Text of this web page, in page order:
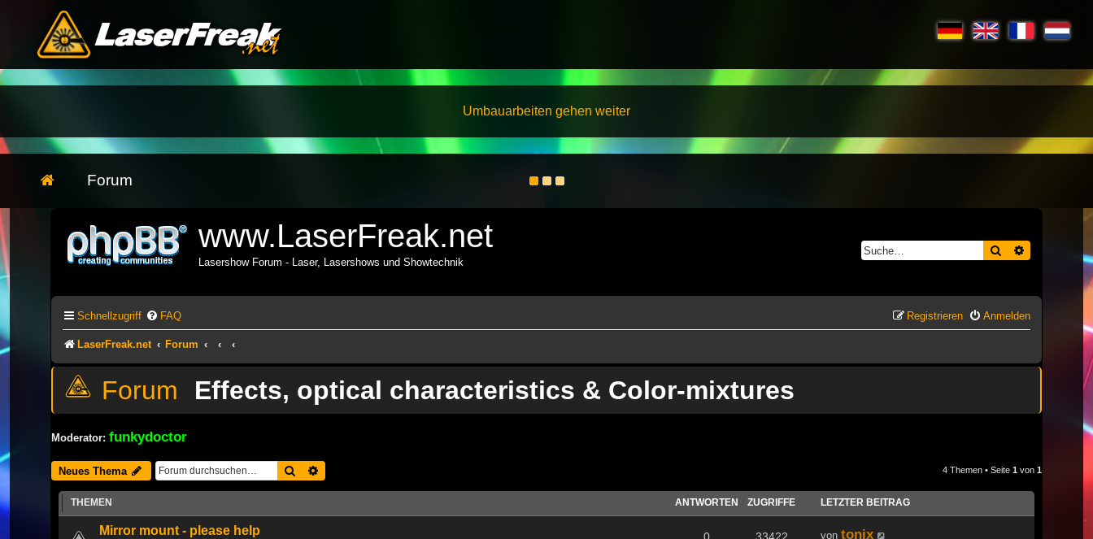
Umbauarbeiten gehen weiter
Forum
www.LaserFreak.net
Lasershow Forum - Laser, Lasershows und Showtechnik
Suche Erweiterte
Schnellzugriff FAQ Anmelden
Registrieren
LaserFreak.net Forum
Effects, optical characteristics & Color-mixtures
Moderator: funkydoctor
Neues Thema Suche 4 Themen • Seite 1 von 1
THEMEN ANTWORTEN ZUGRIFFE LETZTER BEITRAG
Mirror mount - please help 0 33422 von tonix